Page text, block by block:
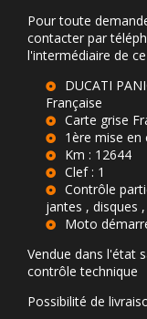
Pour toute
contacter par
l'intermédiaire de
DUCATI
Française
Carte grise
1ère mise en
Km : 12644
Clef : 1
Contrôle
jantes , disques
Moto
Vendue dans l'état
contrôle technique
Possibilité de